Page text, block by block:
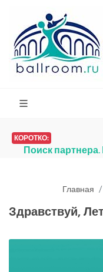
КОРОТКО:
Поиск партнера.
Главная
Здравствуй,